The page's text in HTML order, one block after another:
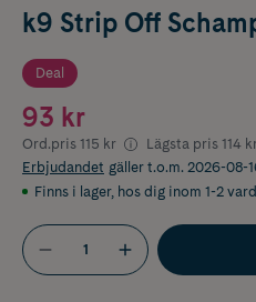
k9 Strip Off
Deal
93 kr
Ord.pris 115 kr Lägsta pris 114
Erbjudandet gäller t.o.m. 2026-08-
Finns i lager, hos dig inom 1-2